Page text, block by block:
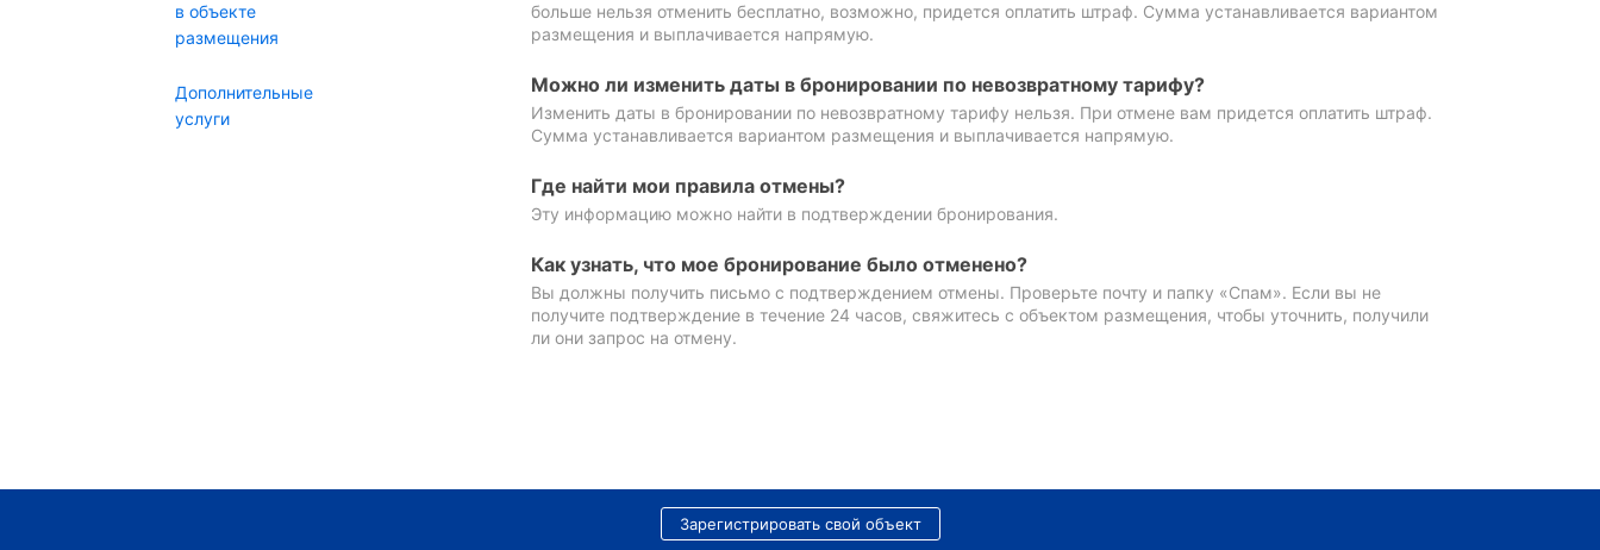
в объекте
размещения
Дополнительные
услуги
больше нельзя отменить бесплатно, возможно, придется оплатить штраф. Сумма устанавливается вариантом
размещения и выплачивается напрямую.
Можно ли изменить даты в бронировании по невозвратному тарифу?
Изменить даты в бронировании по невозвратному тарифу нельзя. При отмене вам придется оплатить штраф.
Сумма устанавливается вариантом размещения и выплачивается напрямую.
Где найти мои правила отмены?
Эту информацию можно найти в подтверждении бронирования.
Как узнать, что мое бронирование было отменено?
Вы должны получить письмо с подтверждением отмены. Проверьте почту и папку «Спам». Если вы не
получите подтверждение в течение 24 часов, свяжитесь с объектом размещения, чтобы уточнить, получили
ли они запрос на отмену.
Зарегистрировать свой объект